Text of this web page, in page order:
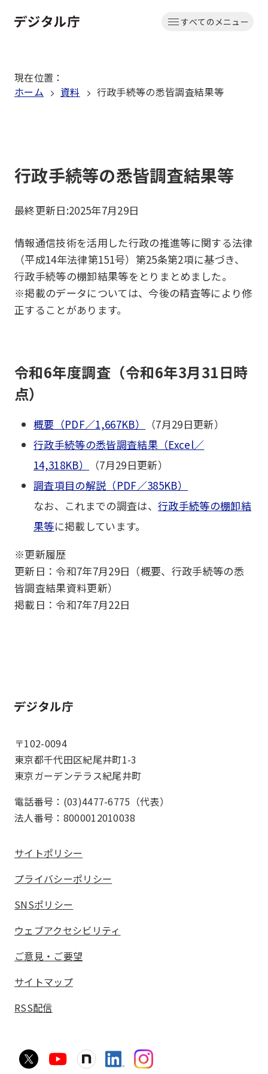
文
動
すべてのメニュー
現在位置 ：
ホーム
資料 行政手続等の悉皆調査結果等
行政手続等の悉皆調査結果等
最終更新日:2025年7月29日
情報通信技術を活用した行政の推進等に関する法律
（平成14年法律第151号）第25条第2項に基づき、
行政手続等の棚卸結果等をとりまとめました。
※掲載のデータについては、今後の精査等により修
正することがあります。
令和6年度調査（令和6年3月31日時
点）
概要（PDF／1,667KB）
（7月29日更新）
行政手続等の悉皆調査結果（Excel／
14,318KB）
（7月29日更新）
調査項目の解説（PDF／385KB）
なお、これまでの調査は、行政手続等の棚卸結
果等に掲載しています。
※更新履歴
更新日：令和7年7月29日（概要、行政手続等の悉
皆調査結果資料更新）
掲載日：令和7年7月22日
ホーム
〒102-0094
東京都千代田区紀尾井町1-3
東京ガーデンテラス紀尾井町
電話番号：(03)4477-6775（代表）
法人番号：8000012010038
サイトポリシー
プライバシーポリシー
SNSポリシー
ウェブアクセシビリティ
ご意見・ご要望
サイトマップ
RSS配信